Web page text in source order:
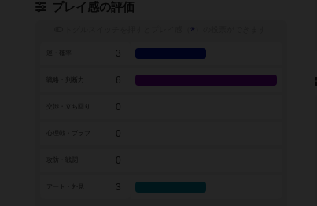
プレイ感の評価
※
3
戦略・判断力 6
0
0
0
アート・外見 3